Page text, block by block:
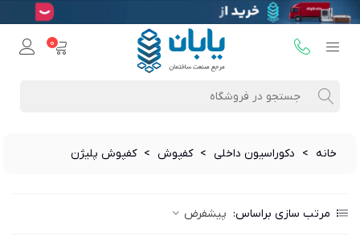
0
خانه > دکوراسیون داخلی > کفپوش > کفپوش پلیژن
مرتب سازی براساس: پیشفرض